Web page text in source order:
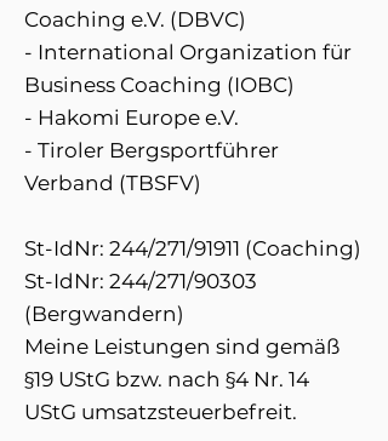
Coaching e.V. (DBVC)
- International Organization für
Business Coaching (IOBC)
- Hakomi Europe e.V.
- Tiroler Bergsportführer
Verband (TBSFV)
St-IdNr: 244/271/91911 (Coaching)
St-IdNr: 244/271/90303
(Bergwandern)
Meine Leistungen sind gemäß
§19 UStG bzw. nach §4 Nr. 14
UStG umsatzsteuerbefreit.